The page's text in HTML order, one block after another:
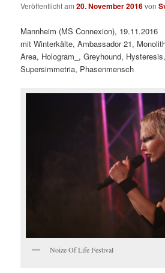
Veröffentlicht am20. November 2016von
Mannheim (MS Connexion), 19.11.2016
mit Winterkälte, Ambassador 21,
Area, Hologram_, Greyhound,
Supersimmetria, Phasenmensch
Noize Of Life Festival